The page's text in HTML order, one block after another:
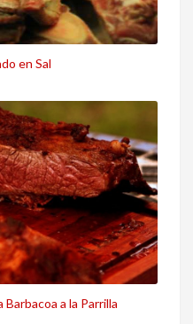
en Sal
a la Parrilla